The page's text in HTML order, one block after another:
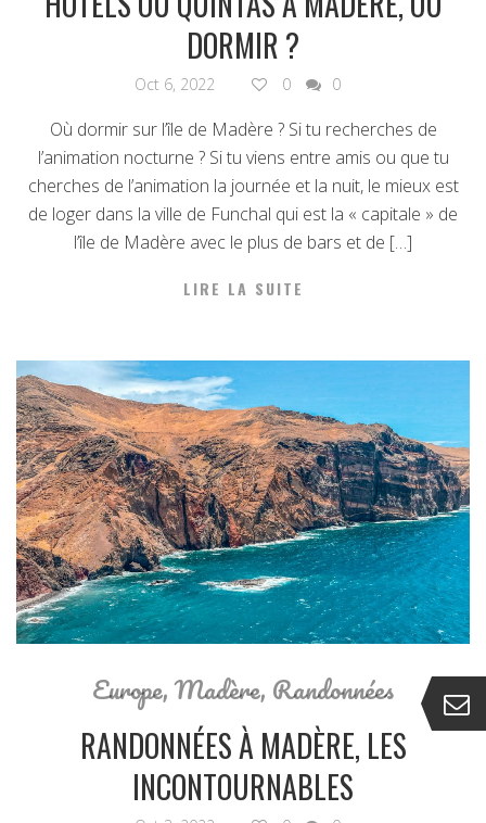
DORMIR ?
Oct 6, 2022 0 0
Où dormir sur l’île de Madère ? Si tu recherches de
l’animation nocturne ? Si tu viens entre amis ou que tu
cherches de l’animation la journée et la nuit, le mieux est
de loger dans la ville de Funchal qui est la « capitale » de
l’île de Madère avec le plus de bars et de […]
LIRE LA SUITE
Europe,Madère, Randonnées
RANDONNÉES À MADÈRE, LES
INCONTOURNABLES